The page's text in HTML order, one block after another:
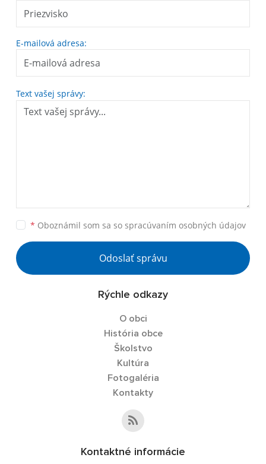
E-mailová adresa:
Text vašej správy:
* Oboznámil som sa so spracúvaním osobných údajov
Odoslať správu
Rýchle odkazy
O obci
História obce
Školstvo
Kultúra
Fotogaléria
Kontakty
Kontaktné informácie